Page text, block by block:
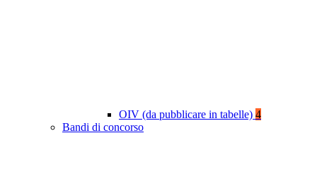
OIV (da pubblicare in tabelle) 4
Bandi di concorso